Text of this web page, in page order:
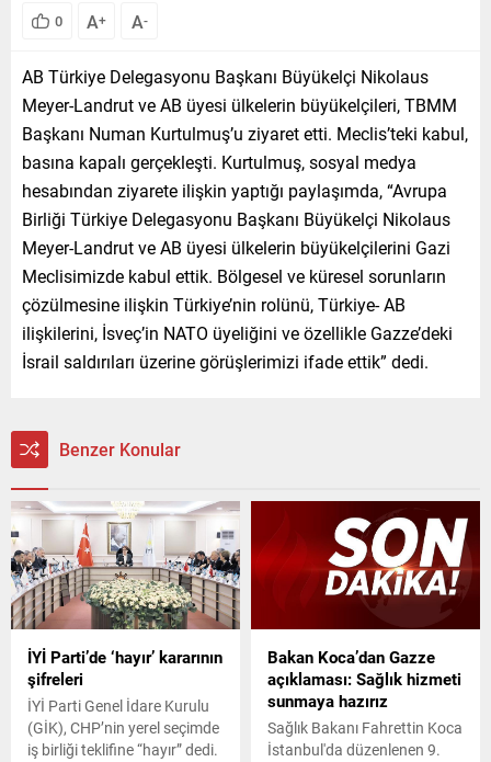
0 A+ A-
AB Türkiye Delegasyonu Başkanı Büyükelçi Nikolaus
Meyer-Landrut ve AB üyesi ülkelerin büyükelçileri, TBMM
Başkanı Numan Kurtulmuş’u ziyaret etti. Meclis’teki kabul,
basına kapalı gerçekleşti. Kurtulmuş, sosyal medya
hesabından ziyarete ilişkin yaptığı paylaşımda, “Avrupa
Birliği Türkiye Delegasyonu Başkanı Büyükelçi Nikolaus
Meyer-Landrut ve AB üyesi ülkelerin büyükelçilerini Gazi
Meclisimizde kabul ettik. Bölgesel ve küresel sorunların
çözülmesine ilişkin Türkiye’nin rolünü, Türkiye- AB
ilişkilerini, İsveç’in NATO üyeliğini ve özellikle Gazze’deki
İsrail saldırıları üzerine görüşlerimizi ifade ettik” dedi.
Benzer Konular
İYİ Parti’de ‘hayır’ kararının
şifreleri
İYİ Parti Genel İdare Kurulu
(GİK), CHP’nin yerel seçimde
iş birliği teklifine “hayır” dedi.
Bakan Koca’dan Gazze
açıklaması: Sağlık hizmeti
sunmaya hazırız
Sağlık Bakanı Fahrettin Koca
İstanbul'da düzenlenen 9.